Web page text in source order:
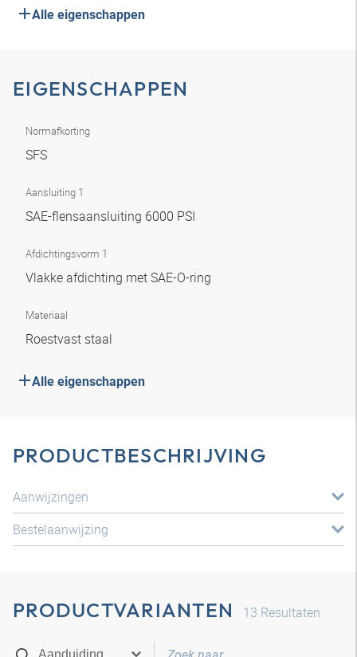
Alle eigenschappen
EIGENSCHAPPEN
Normafkorting
SFS
Aansluiting 1
SAE-flensaansluiting 6000 PSI
Afdichtingsvorm 1
Vlakke afdichting met SAE-O-ring
Materiaal
Roestvast staal
Alle eigenschappen
PRODUCTBESCHRIJVING
Aanwijzingen
Bestelaanwijzing
PRODUCTVARIANTEN 13 Resultaten